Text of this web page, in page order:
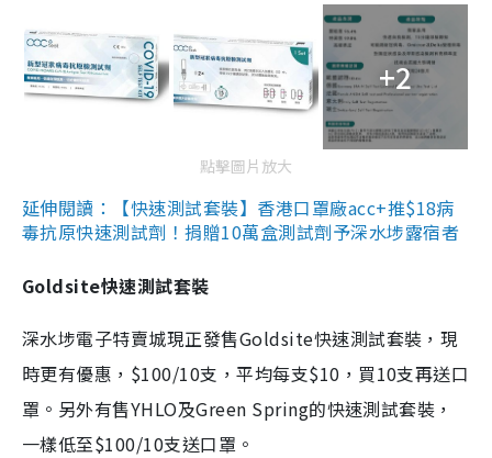
+2
點擊圖片放大
延伸閱讀：【快速測試套裝】香港口罩廠acc+推$18病
毒抗原快速測試劑！捐贈10萬盒測試劑予深水埗露宿者
Goldsite快速測試套裝
深水埗電子特賣城現正發售Goldsite快速測試套裝，現
時更有優惠，$100/10支，平均每支$10，買10支再送口
罩。另外有售YHLO及Green Spring的快速測試套裝，
一樣低至$100/10支送口罩。